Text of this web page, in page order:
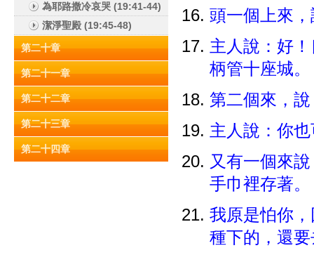
為耶路撒冷哀哭 (19:41-44)
潔淨聖殿 (19:45-48)
第二十章
第二十一章
第二十二章
第二十三章
第二十四章
頭一個上來
主人說：好
柄管十座城
第二個來，
主人說：你
又有一個來
手巾裡存著
我原是怕你
種下的，還